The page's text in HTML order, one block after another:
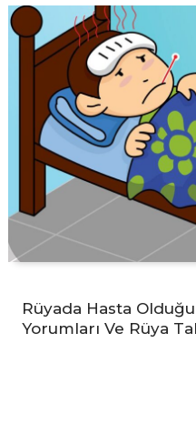
Rüyada Hasta
Yorumları Ve Rüya